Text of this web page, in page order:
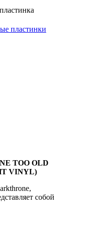
пластинки
TOO OLD
VINYL)
собой